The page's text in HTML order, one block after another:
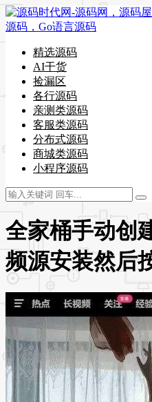
精选源码
AI干货
捡漏区
各行源码
亲测类源码
客服类源码
分布式源码
商城类源码
小程序源码
全家桶手动创
频源安装然后